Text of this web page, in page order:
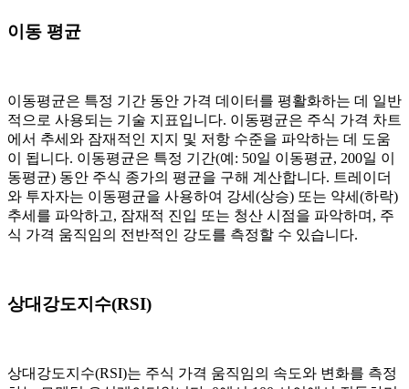
이동 평균
이동평균은 특정 기간 동안 가격 데이터를 평활화하는 데 일반
적으로 사용되는 기술 지표입니다. 이동평균은 주식 가격 차트
에서 추세와 잠재적인 지지 및 저항 수준을 파악하는 데 도움
이 됩니다. 이동평균은 특정 기간(예: 50일 이동평균, 200일 이
동평균) 동안 주식 종가의 평균을 구해 계산합니다. 트레이더
와 투자자는 이동평균을 사용하여 강세(상승) 또는 약세(하락)
추세를 파악하고, 잠재적 진입 또는 청산 시점을 파악하며, 주
식 가격 움직임의 전반적인 강도를 측정할 수 있습니다.
상대강도지수(RSI)
상대강도지수(RSI)는 주식 가격 움직임의 속도와 변화를 측정